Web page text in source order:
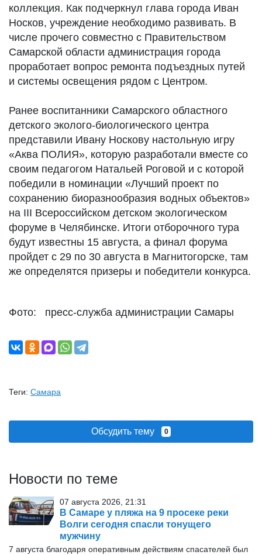
коллекция. Как подчеркнул глава города Иван
Носков, учреждение необходимо развивать. В
числе прочего совместно с Правительством
Самарской области администрация города
проработает вопрос ремонта подъездных путей
и системы освещения рядом с Центром.
Ранее воспитанники Самарского областного
детского эколого-биологического центра
представили Ивану Носкову настольную игру
«Аква ПОЛИЯ», которую разработали вместе со
своим педагогом Натальей Роговой и с которой
победили в номинации «Лучший проект по
сохранению биоразнообразия водных объектов»
на III Всероссийском детском экологическом
форуме в Челябинске. Итоги отборочного тура
будут известны 15 августа, а финал форума
пройдет с 29 по 30 августа в Магнитогорске, там
же определятся призеры и победители конкурса.
Фото: пресс-служба администрации Самары
Теги: Самара
Обсудить тему 0
Новости по теме
07 августа 2026, 21:31
В Самаре у пляжа на 9 просеке реки
Волги сегодня спасли тонущего
мужчину
7 августа благодаря оперативным действиям спасателей был